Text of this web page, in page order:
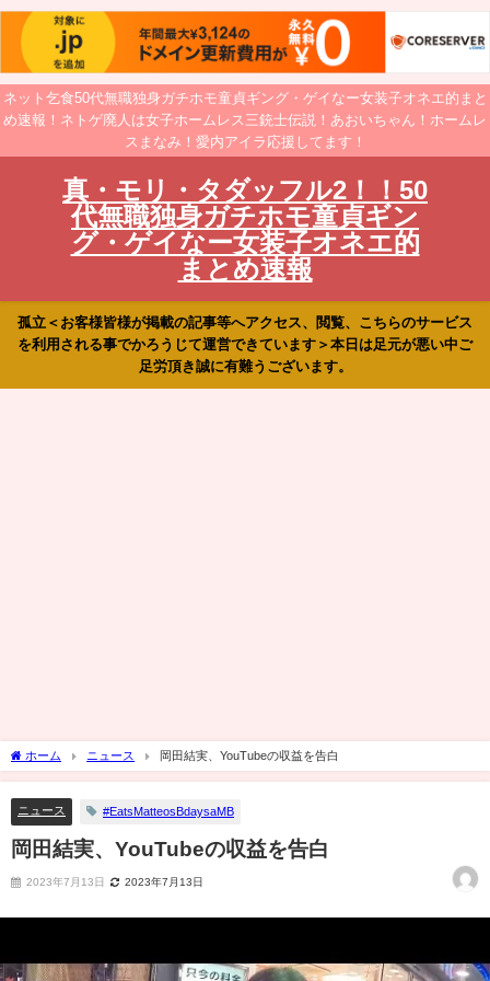
ネット乞食50代無職独身ガチホモ童貞ギング・ゲイなー女装子オネエ的まと
め速報！ネトゲ廃人は女子ホームレス三銃士伝説！あおいちゃん！ホームレ
スまなみ！愛内アイラ応援してます！
真・モリ・タダッフル2！！50
代無職独身ガチホモ童貞ギン
グ・ゲイなー女装子オネエ的
まとめ速報
孤立＜お客様皆様が掲載の記事等へアクセス、閲覧、こちらのサービス
を利用される事でかろうじて運営できています＞本日は足元が悪い中ご
足労頂き誠に有難うございます。
ホーム ニュース 岡田結実、YouTubeの収益を告白
ニュース #EatsMatteosBdaysaMB
岡田結実、YouTubeの収益を告白
2023年7月13日 2023年7月13日